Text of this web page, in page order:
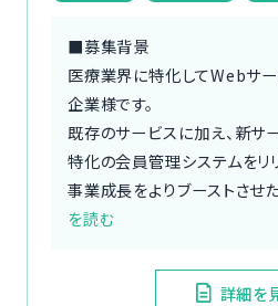
■募集背景
医療業界に特化してWebサ
企業様です。
既存のサービスに加え、新サ
特化の会員管理システムをリ
事業成長をよりブーストさせ
を読む
詳細を